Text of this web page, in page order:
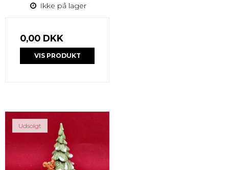
Ikke på lager
0,00 DKK
VIS PRODUKT
Udsolgt